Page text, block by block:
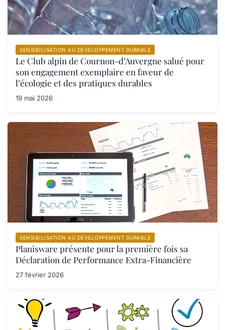
SENSIBILISATION AU DÉVELOPPEMENT DURABLE
Le Club alpin de Cournon-d’Auvergne salué pour
son engagement exemplaire en faveur de
l’écologie et des pratiques durables
19 mai 2026
SENSIBILISATION AU DÉVELOPPEMENT DURABLE
Planisware présente pour la première fois sa
Déclaration de Performance Extra-Financière
27 février 2026